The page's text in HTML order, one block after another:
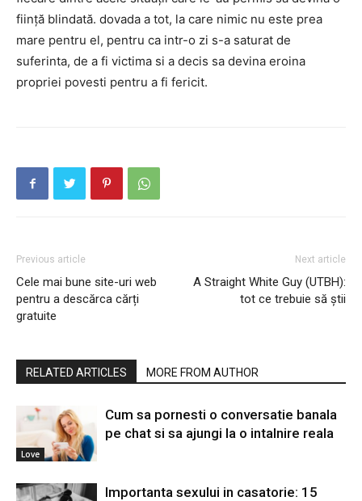
ființă blindată. dovada a tot, la care nimic nu este prea
mare pentru el, pentru ca intr-o zi s-a saturat de
suferinta, de a fi victima si a decis sa devina eroina
propriei povesti pentru a fi fericit.
Previous article
Cele mai bune site-uri web
pentru a descărca cărți
gratuite
Next article
A Straight White Guy (UTBH):
tot ce trebuie să știi
RELATED ARTICLES MORE FROM AUTHOR
Love
Cum sa pornesti o conversatie banala
pe chat si sa ajungi la o intalnire reala
Importanta sexului in casatorie: 15